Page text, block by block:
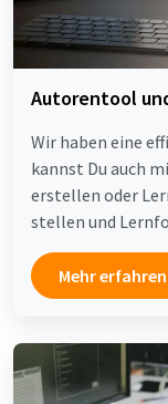
Autorentool
Wir haben eine
kannst Du auch
erstellen oder
stellen und
Mehr erfahren